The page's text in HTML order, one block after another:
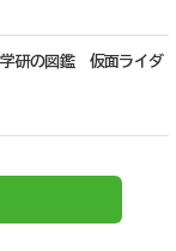
研の図鑑 仮面ライダ